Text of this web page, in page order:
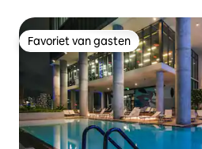
Favoriet van gasten
Favoriet van gasten